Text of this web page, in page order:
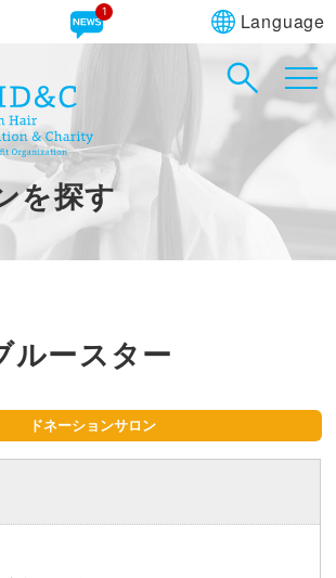
青 黒
んご
1 Language
を探す
ルースター
ドネーションサロン